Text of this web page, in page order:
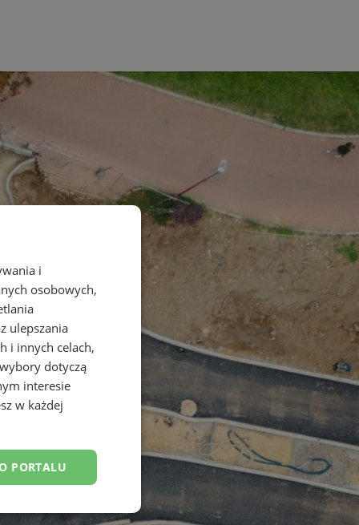
i
osobowych,
ulepszania
i innych celach,
dotyczą
interesie
w każdej
PORTALU